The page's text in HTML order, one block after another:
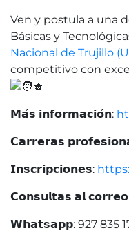
Ven y postula a una
Básicas y
Nacional de Trujillo
competitivo con
𝗠𝗮́𝘀 𝗶𝗻𝗳𝗼𝗿𝗺𝗮𝗰𝗶𝗼́𝗻:
𝗖𝗮𝗿𝗿𝗲𝗿𝗮𝘀
𝗜𝗻𝘀𝗰𝗿𝗶𝗽𝗰𝗶𝗼𝗻𝗲𝘀:
𝗖𝗼𝗻𝘀𝘂𝗹𝘁𝗮𝘀 𝗮𝗹
𝗪𝗵𝗮𝘁𝘀𝗮𝗽𝗽: 927 835